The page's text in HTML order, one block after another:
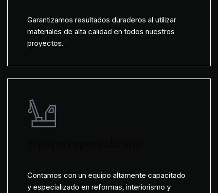
Garantizamos resultados duraderos al utilizar
materiales de alta calidad en todos nuestros
proyectos.
Contamos con un equipo altamente capacitado
y especializado en reformas, interiorismo y